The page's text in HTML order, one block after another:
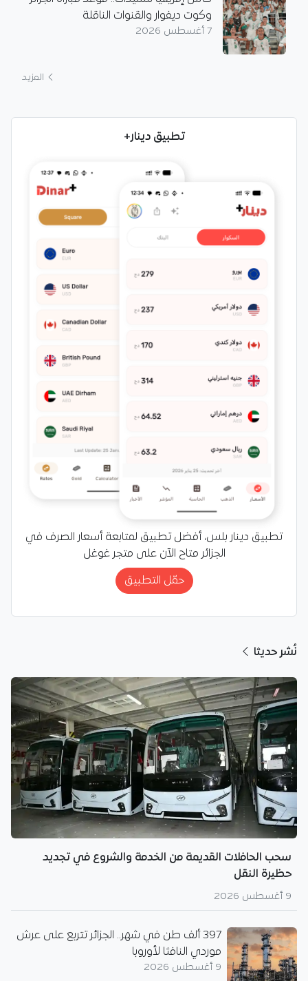
وكوت ديفوار والقنوات الناقلة
7 أغسطس 2026
المزيد
تطبيق دينار+
تطبيق دينار بلس، أفضل تطبيق لمتابعة أسعار الصرف في
الجزائر متاح الآن على متجر غوغل
حمّل التطبيق
نُشر حديثا
سحب الحافلات القديمة من الخدمة والشروع في تجديد
حظيرة النقل
9 أغسطس 2026
397 ألف طن في شهر.. الجزائر تتربع على عرش
موردي النافثا لأوروبا
9 أغسطس 2026